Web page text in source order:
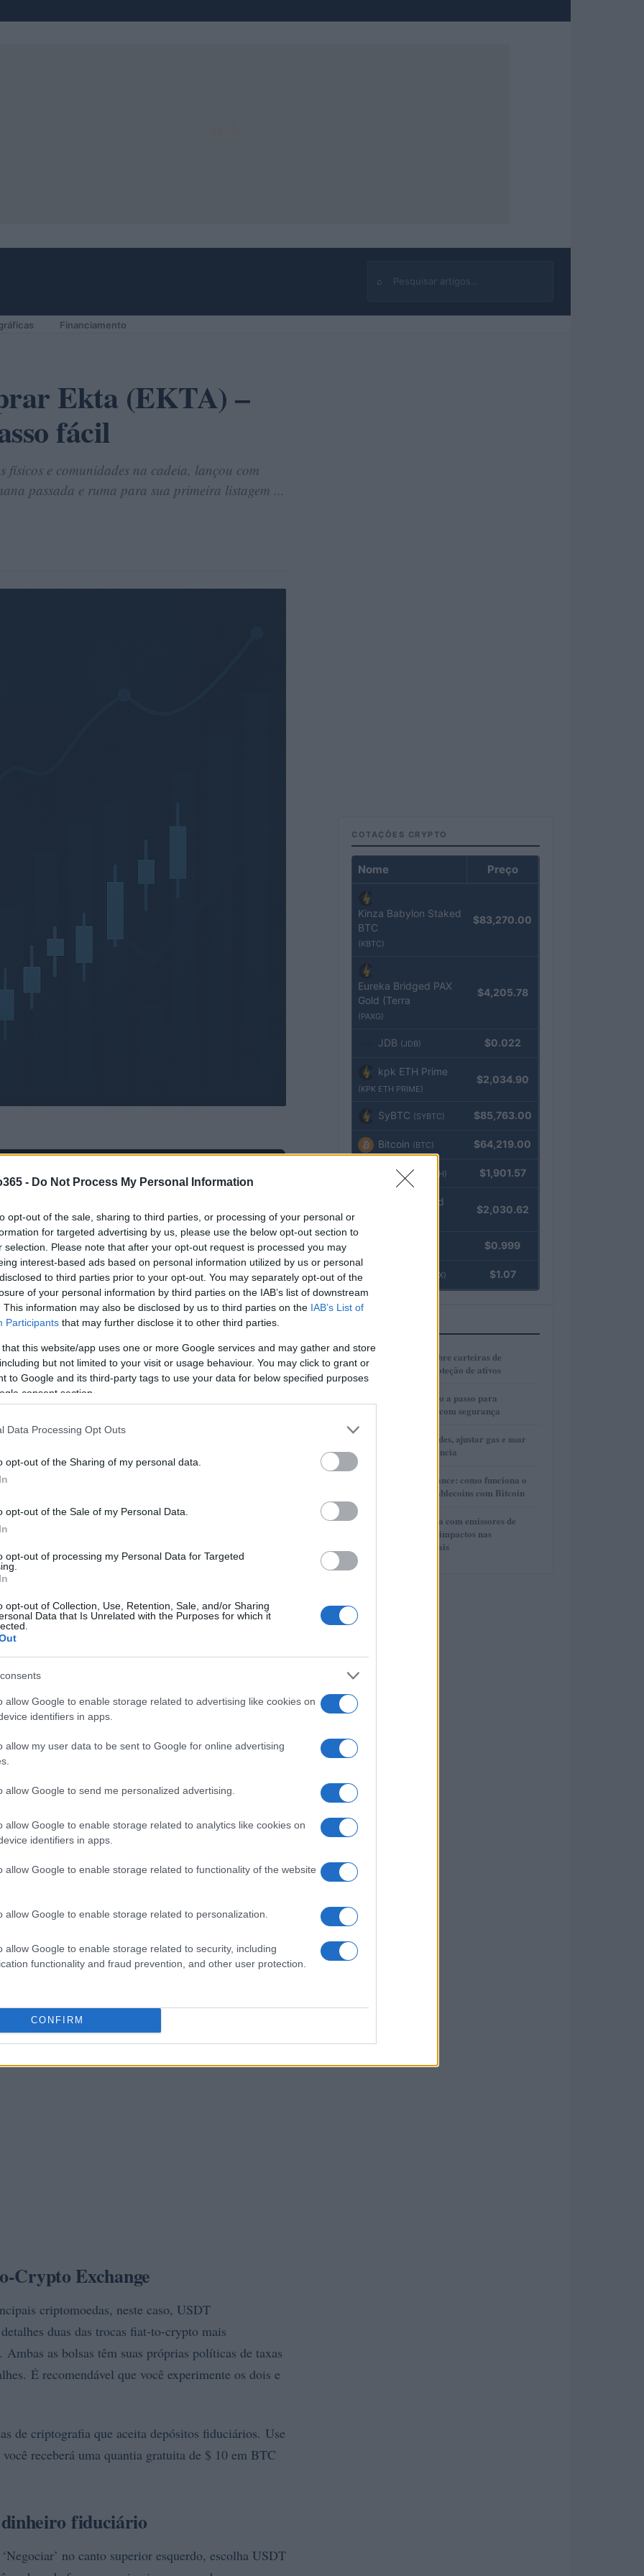
- Do Not Process My Personal Information
opt-out of the sale, sharing to third parties, or processing of your personal or
for targeted advertising by us, please use the below opt-out section to
selection. Please note that after your opt-out request is processed you may
interest-based ads based on personal information utilized by us or personal
to third parties prior to your opt-out. You may separately opt-out of the
of your personal information by third parties on the IAB’s list of downstream
This information may also be disclosed by us to third parties on the IAB’s List of
Participants that may further disclose it to other third parties.
that this website/app uses one or more Google services and may gather and store
but not limited to your visit or usage behaviour. You may click to grant or
to Google and its third-party tags to use your data for below specified purposes
consent section.
Data Processing Opt Outs
opt-out of the Sharing of my personal data.
opt-out of the Sale of my Personal Data.
opt-out of processing my Personal Data for Targeted
opt-out of Collection, Use, Retention, Sale, and/or Sharing
Data that Is Unrelated with the Purposes for which it
allow Google to enable storage related to advertising like cookies on
identifiers in apps.
allow my user data to be sent to Google for online advertising
allow Google to send me personalized advertising.
allow Google to enable storage related to analytics like cookies on
identifiers in apps.
allow Google to enable storage related to functionality of the website
allow Google to enable storage related to personalization.
allow Google to enable storage related to security, including
functionality and fraud prevention, and other user protection.
CONFIRM
⌕
Buscar
Financiamento
Ekta (EKTA) –
fácil
e comunidades na cadeia, lançou com
passada e ruma para sua primeira listagem ...
POWERED BY AdhubMedia
e comunidades na cadeia, lançou com sucesso
e ruma para sua primeira listagem pública – com
inicial e vendas privadas.
unindo o mundo físico ao mundo digital. Por
a Ekta integra negócios tradicionais com tecnologias
para as pessoas comuns. Com recursos na
DEX e uma plataforma de crédito
que impedem as pessoas comuns de acessar
classificado em 3455 no Coinmarketcap e
em que este artigo foi escrito.
ao contrário de outras criptomoedas
com dinheiro de fiats. No entanto, você ainda pode
USDT em qualquer troca de fiat-to-crypto e,
a troca dessa moeda. Neste artigo de guia,
EKTA .
Crypto Exchange
criptomoedas, neste caso, USDT
duas das trocas fiat-to-crypto mais
as bolsas têm suas próprias políticas de taxas
É recomendável que você experimente os dois e
de criptografia que aceita depósitos fiduciários. Use
receberá uma quantia gratuita de $ 10 em BTC
fiduciário
no canto superior esquerdo, escolha USDT
COTAÇÕES CRYPTO
Nome Preço
Kinza Babylon Staked
BTC
(KBTC)
$83,270.00
Eureka Bridged PAX
Gold (Terra
(PAXG)
$4,205.78
JDB (JDB) $0.022
kpk ETH Prime
(KPK ETH PRIME)
$2,034.90
SyBTC (SYBTC) $85,763.00
Bitcoin (BTC) $64,219.00
Ethereum (ETH) $1,901.57
kpk ETH Yield
$2,030.62
$0.999
(USDEX) $1.07
1
Guia completo sobre carteiras de
autocustódia e proteção de ativos
2
Cold wallets: passo a passo para
configurar e usar com segurança
3
Como escolher redes, ajustar gas e usar
bridges com eficiência
Lite Loan da Binance: como funciona o
empréstimo de stablecoins com Bitcoin
5
Cooperação direta com emissores de
stablecoins e seus impactos nas
investigações penais